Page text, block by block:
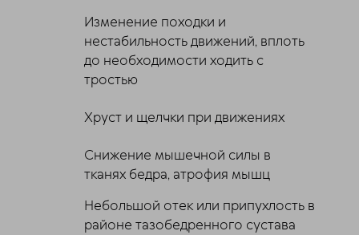
Изменение походки и
нестабильность движений, вплоть
до необходимости ходить с
тростью
Хруст и щелчки при движениях
Снижение мышечной силы в
тканях бедра, атрофия мышц
Небольшой отек или припухлость в
районе тазобедренного сустава